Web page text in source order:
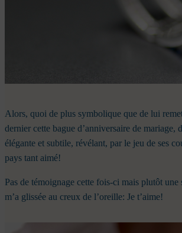
Alors, quoi de plus symbolique que de lui
dernier cette bague d’anniversaire de mariage,
élégante et subtile, révélant, par le jeu de ses
pays tant aimé!
Pas de témoignage cette fois-ci mais plutôt une
m’a glissée au creux de l’oreille: Je t’aime!